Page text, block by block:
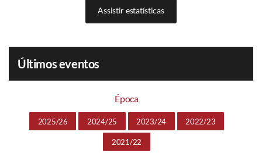
Assistir estatísticas
Últimos eventos
Época
2025/26 2024/25 2023/24 2022/23
2021/22